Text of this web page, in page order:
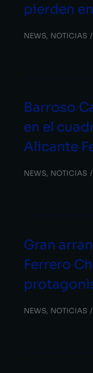
pierden
NEWS, NOTICIAS
Barroso
en el
Alicante
NEWS, NOTICIAS
Gran
Ferrero
NEWS, NOTICIAS